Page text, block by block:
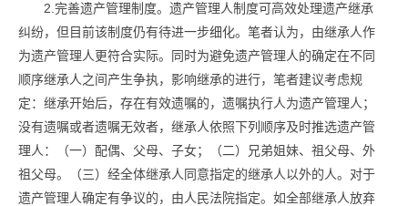
2.完善遗产管理制度。遗产管理人制度可高效处理遗产继承
纠纷，但目前该制度仍有待进一步细化。笔者认为，由继承人作
为遗产管理人更符合实际。同时为避免遗产管理人的确定在不同
顺序继承人之间产生争执，影响继承的进行，笔者建议考虑规
定：继承开始后，存在有效遗嘱的，遗嘱执行人为遗产管理人；
没有遗嘱或者遗嘱无效者，继承人依照下列顺序及时推选遗产管
理人：（一）配偶、父母、子女；（二）兄弟姐妹、祖父母、外
祖父母。（三）经全体继承人同意指定的继承人以外的人。对于
遗产管理人确定有争议的，由人民法院指定。如全部继承人放弃